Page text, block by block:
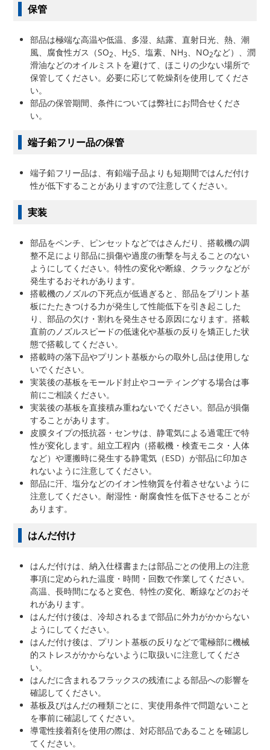
保管
部品は極端な高温や低温、多湿、結露、直射日光、熱、潮
風、腐食性ガス（SO2、H2S、塩素、NH3、NO2など）、潤
滑油などのオイルミストを避けて、ほこりの少ない場所で
保管してください。必要に応じて乾燥剤を使用してくださ
い。
部品の保管期間、条件については弊社にお問合せくださ
い。
端子鉛フリー品の保管
端子鉛フリー品は、有鉛端子品よりも短期間ではんだ付け
性が低下することがありますので注意してください。
実装
部品をペンチ、ピンセットなどではさんだり、搭載機の調
整不足により部品に損傷や過度の衝撃を与えることのない
ようにしてください。特性の変化や断線、クラックなどが
発生するおそれがあります。
搭載機のノズルの下死点が低過ぎると、部品をプリント基
板にたたきつける力が発生して性能低下を引き起こした
り、部品の欠け・割れを発生させる原因になります。搭載
直前のノズルスピードの低速化や基板の反りを矯正した状
態で搭載してください。
搭載時の落下品やプリント基板からの取外し品は使用しな
いでください。
実装後の基板をモールド封止やコーティングする場合は事
前にご相談ください。
実装後の基板を直接積み重ねないでください。部品が損傷
することがあります。
皮膜タイプの抵抗器・センサは、静電気による過電圧で特
性が変化します。組立工程内（搭載機・検査モニタ・人体
など）や運搬時に発生する静電気（ESD）が部品に印加さ
れないように注意してください。
部品に汗、塩分などのイオン性物質を付着させないように
注意してください。耐湿性・耐腐食性を低下させることが
あります。
はんだ付け
はんだ付けは、納入仕様書または部品ごとの使用上の注意
事項に定められた温度・時間・回数で作業してください。
高温、長時間になると変色、特性の変化、断線などのおそ
れがあります。
はんだ付け後は、冷却されるまで部品に外力がかからない
ようにしてください。
はんだ付け後は、プリント基板の反りなどで電極部に機械
的ストレスがかからないように取扱いに注意してくださ
い。
はんだに含まれるフラックスの残渣による部品への影響を
確認してください。
基板及びはんだの種類ごとに、実使用条件で問題ないこと
を事前に確認してください。
導電性接着剤を使用の際は、対応部品であることを確認し
てください。